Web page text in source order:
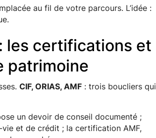
au fil de votre parcours. L’idée :
les certifications et
patrimoine
CIF, ORIAS, AMF: trois boucliers qui
un devoir de conseil documenté ;
vie et de crédit ; la certification AMF,